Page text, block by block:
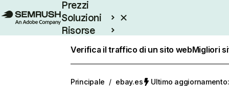
Prezzi
Soluzioni
Risorse
Verifica il traffico di un sito webMigliori
Principale / ebay.es Ultimo